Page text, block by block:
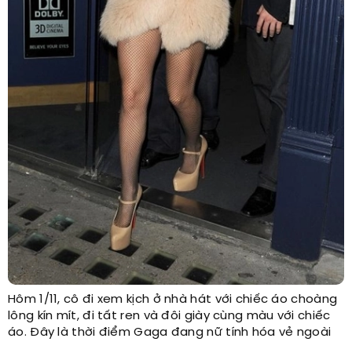
Hôm 1/11, cô đi xem kịch ở nhà hát với chiếc áo choàng
lông kín mít, đi tất ren và đôi giày cùng màu với chiếc
áo. Đây là thời điểm Gaga đang nữ tính hóa vẻ ngoài